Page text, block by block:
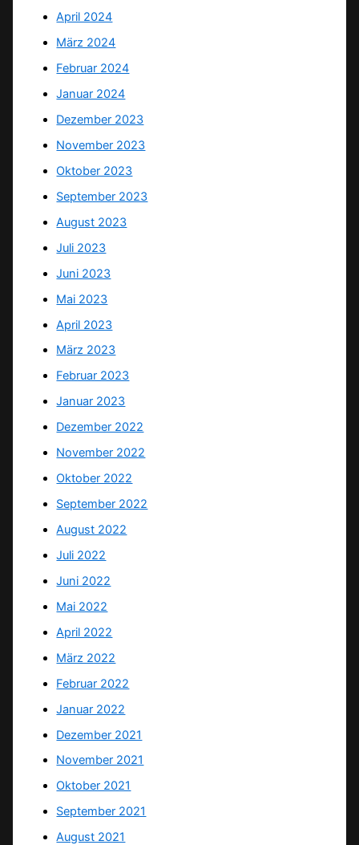
April 2024
März 2024
Februar 2024
Januar 2024
Dezember 2023
November 2023
Oktober 2023
September 2023
August 2023
Juli 2023
Juni 2023
Mai 2023
April 2023
März 2023
Februar 2023
Januar 2023
Dezember 2022
November 2022
Oktober 2022
September 2022
August 2022
Juli 2022
Juni 2022
Mai 2022
April 2022
März 2022
Februar 2022
Januar 2022
Dezember 2021
November 2021
Oktober 2021
September 2021
August 2021